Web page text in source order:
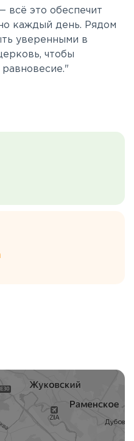
всё это обеспечит
каждый день. Рядом
уверенными в
чтобы